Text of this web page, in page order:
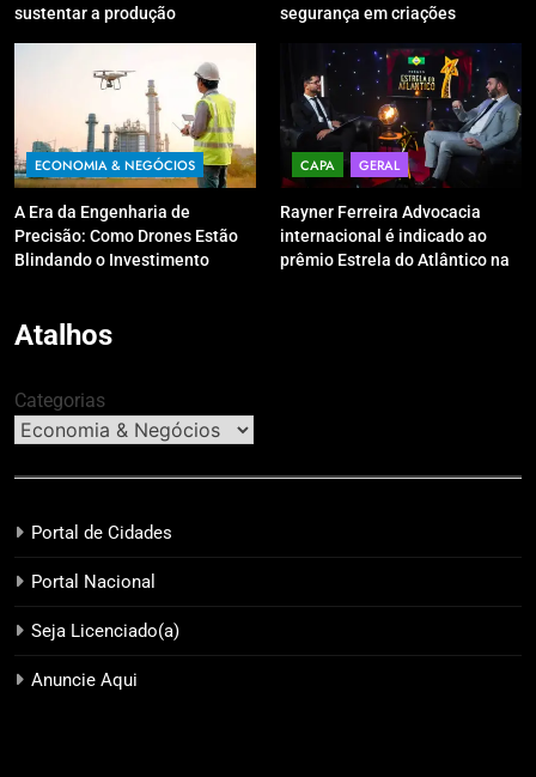
sustentar a produção
segurança em criações
ECONOMIA & NEGÓCIOS
A Era da Engenharia de
Precisão: Como Drones Estão
Blindando o Investimento
CAPA GERAL
Rayner Ferreira Advocacia
internacional é indicado ao
prêmio Estrela do Atlântico na
Atalhos
Categorias
Portal de Cidades
Portal Nacional
Seja Licenciado(a)
Anuncie Aqui